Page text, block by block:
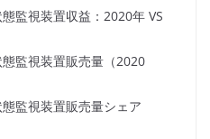
監視装置収益：2020年 VS
監視装置販売量（2020
監視装置販売量シェア